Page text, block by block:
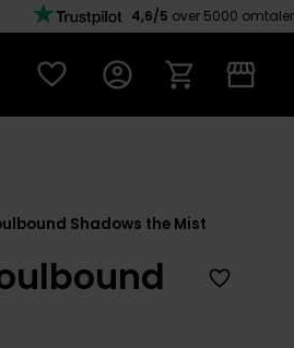
4,6/5 over 5000 omtaler
Shadows the Mist